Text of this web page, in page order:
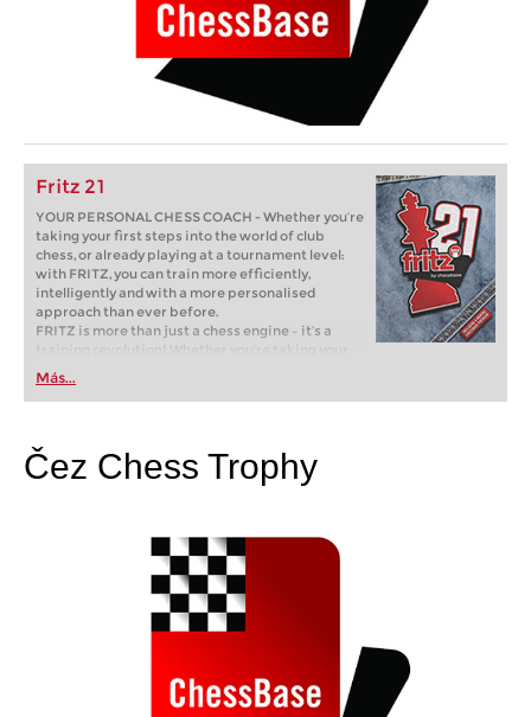
Fritz 21
YOUR PERSONAL CHESS COACH - Whether you’re
taking your first steps into the world of club
chess, or already playing at a tournament level:
with FRITZ, you can train more efficiently,
intelligently and with a more personalised
approach than ever before.
FRITZ is more than just a chess engine – it’s a
training revolution! Whether you’re taking your
first steps into the world of club chess, or already
playing at a tournament level: with FRITZ, you can
train more efficiently, intelligently and with a
Más...
Čez Chess Trophy